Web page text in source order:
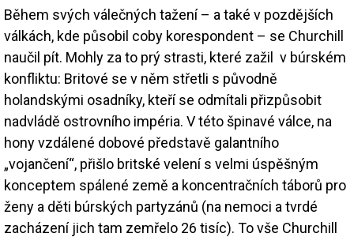
Během svých válečných tažení – a také v pozdějších
válkách, kde působil coby korespondent – se Churchill
naučil pít. Mohly za to prý strasti, které zažil v búrském
konfliktu: Britové se v něm střetli s původně
holandskými osadníky, kteří se odmítali přizpůsobit
nadvládě ostrovního impéria. V této špinavé válce, na
hony vzdálené dobové představě galantního
„vojančení“, přišlo britské velení s velmi úspěšným
konceptem spálené země a koncentračních táborů pro
ženy a děti búrských partyzánů (na nemoci a tvrdé
zacházení jich tam zemřelo 26 tisíc). To vše Churchill